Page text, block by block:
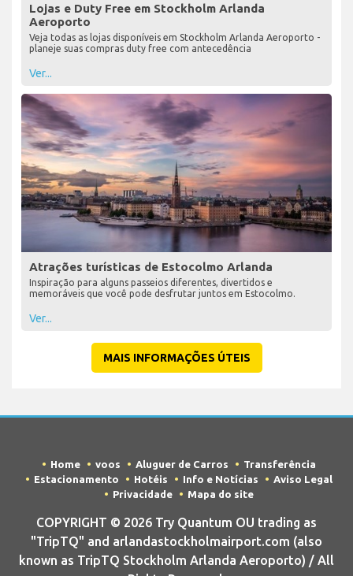
Lojas e Duty Free em Stockholm Arlanda
Aeroporto
Veja todas as lojas disponíveis em Stockholm Arlanda Aeroporto -
planeje suas compras duty free com antecedência
Ver...
Atrações turísticas de Estocolmo Arlanda
Inspiração para alguns passeios diferentes, divertidos e
memoráveis que você pode desfrutar juntos em Estocolmo.
Ver...
MAIS INFORMAÇÕES ÚTEIS
Home voos Aluguer de Carros
Transferência
Estacionamento
Hotéis Info e Notícias
Aviso Legal
Privacidade
Mapa do site
COPYRIGHT © 2026 Try Quantum OU trading as
"TripTQ" and arlandastockholmairport.com (also
known as TripTQ Stockholm Arlanda Aeroporto) / All